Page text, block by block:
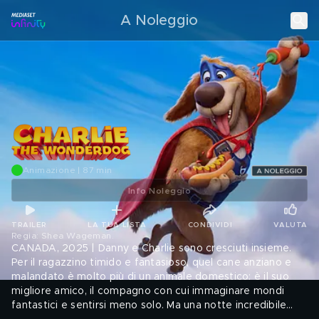
A Noleggio
Animazione | 87 min
Info Noleggio
TRAILER LA TUA LISTA CONDIVIDI VALUTA
Regia: Shea Wageman
CANADA, 2025 | Danny e Charlie sono cresciuti insieme.
Per il ragazzino timido e fantasioso, quel cane anziano e
malandato è molto più di un animale domestico: è il suo
migliore amico, il compagno con cui immaginare mondi
fantastici e sentirsi meno solo. Ma una notte incredibile